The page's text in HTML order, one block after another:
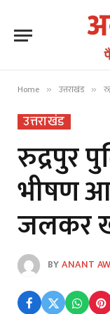
Home » उत्तराखंड »
उत्तराखंड
रुद्रपुर
भीषण
जलकर
BYANANT